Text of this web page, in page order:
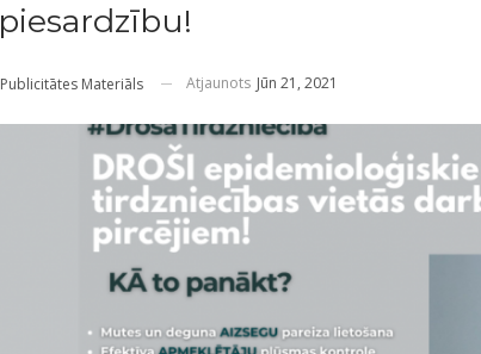
piesardzību!
Publicitātes Materiāls Atjaunots Jūn 21, 2021